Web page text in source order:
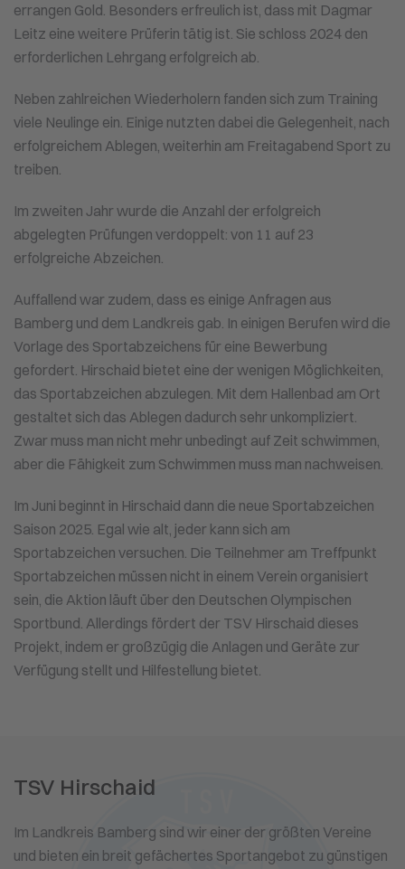
errangen Gold. Besonders erfreulich ist, dass mit Dagmar
Leitz eine weitere Prüferin tätig ist. Sie schloss 2024 den
erforderlichen Lehrgang erfolgreich ab.
Neben zahlreichen Wiederholern fanden sich zum Training
viele Neulinge ein. Einige nutzten dabei die Gelegenheit, nach
erfolgreichem Ablegen, weiterhin am Freitagabend Sport zu
treiben.
Im zweiten Jahr wurde die Anzahl der erfolgreich
abgelegten Prüfungen verdoppelt: von 11 auf 23
erfolgreiche Abzeichen.
Auffallend war zudem, dass es einige Anfragen aus
Bamberg und dem Landkreis gab. In einigen Berufen wird die
Vorlage des Sportabzeichens für eine Bewerbung
gefordert. Hirschaid bietet eine der wenigen Möglichkeiten,
das Sportabzeichen abzulegen. Mit dem Hallenbad am Ort
gestaltet sich das Ablegen dadurch sehr unkompliziert.
Zwar muss man nicht mehr unbedingt auf Zeit schwimmen,
aber die Fähigkeit zum Schwimmen muss man nachweisen.
Im Juni beginnt in Hirschaid dann die neue Sportabzeichen
Saison 2025. Egal wie alt, jeder kann sich am
Sportabzeichen versuchen. Die Teilnehmer am Treffpunkt
Sportabzeichen müssen nicht in einem Verein organisiert
sein, die Aktion läuft über den Deutschen Olympischen
Sportbund. Allerdings fördert der TSV Hirschaid dieses
Projekt, indem er großzügig die Anlagen und Geräte zur
Verfügung stellt und Hilfestellung bietet.
TSV Hirschaid
Im Landkreis Bamberg sind wir einer der größten Vereine
und bieten ein breit gefächertes Sportangebot zu günstigen